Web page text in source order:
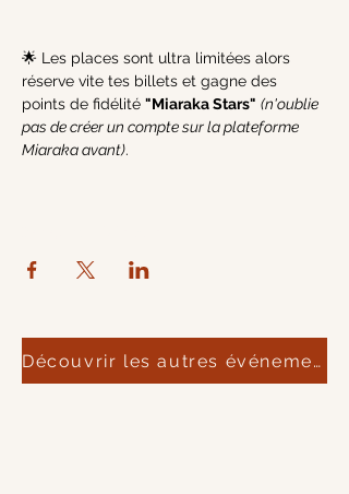
🌟 Les places sont ultra limitées alors
réserve vite tes billets et gagne des
points de fidélité "Miaraka Stars" (n'oublie
pas de créer un compte sur la plateforme
Miaraka avant).
Découvrir les autres événements du moment